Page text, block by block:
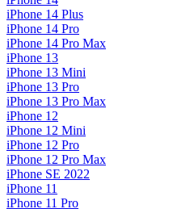
iPhone 14 Plus
iPhone 14 Pro
iPhone 14 Pro Max
iPhone 13
iPhone 13 Mini
iPhone 13 Pro
iPhone 13 Pro Max
iPhone 12
iPhone 12 Mini
iPhone 12 Pro
iPhone 12 Pro Max
iPhone SE 2022
iPhone 11
iPhone 11 Pro